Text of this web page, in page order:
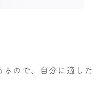
ので、自分に適した